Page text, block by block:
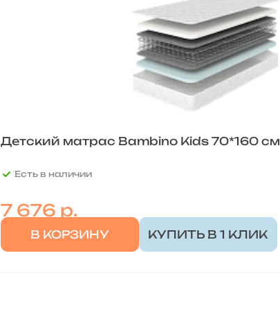
Детский матрас Bambino Kids 70*160 см
Есть в наличии
7 676 р.
В КОРЗИНУ КУПИТЬ В 1 КЛИК